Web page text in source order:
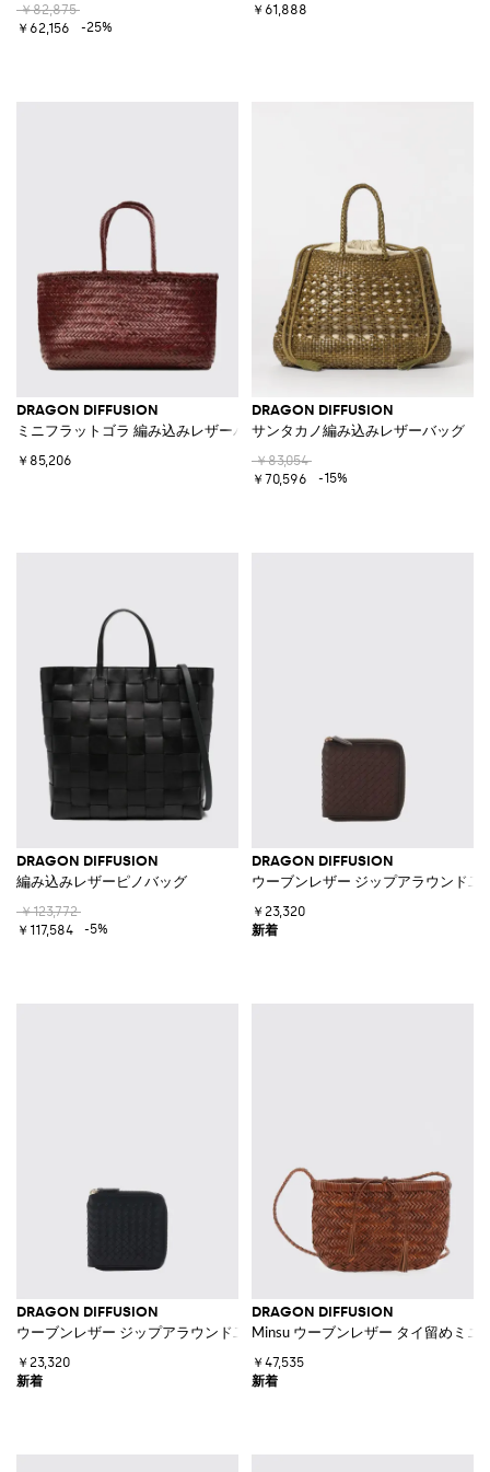
￥82,875
￥62,156
-25%
￥61,888
DRAGON DIFFUSION
ミニフラットゴラ 編み込みレザーバッグ
￥85,206
DRAGON DIFFUSION
サンタカノ編み込みレザーバッグ
￥83,054
￥70,596
-15%
DRAGON DIFFUSION
編み込みレザーピノバッグ
￥123,772
￥117,584
-5%
DRAGON DIFFUSION
ウーブンレザー ジップアラウンド二
￥23,320
DRAGON DIFFUSION
ウーブンレザー ジップアラウンド二つ折り財布
￥23,320
DRAGON DIFFUSION
Minsu ウーブンレザー タイ留めミニ
￥47,535